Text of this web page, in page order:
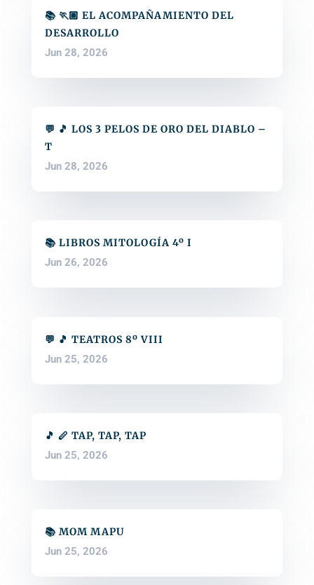
📚 🏃🏽 EL ACOMPAÑAMIENTO DEL
DESARROLLO
Jun 28, 2026
💬 🎵 LOS 3 PELOS DE ORO DEL DIABLO –
T
Jun 28, 2026
📚 LIBROS MITOLOGÍA 4º I
Jun 26, 2026
💬 🎵 TEATROS 8º VIII
Jun 25, 2026
🎵 🪈 TAP, TAP, TAP
Jun 25, 2026
📚 MOM MAPU
Jun 25, 2026